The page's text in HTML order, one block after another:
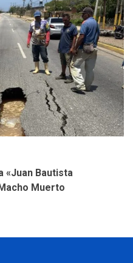
«Juan Bautista
Muerto